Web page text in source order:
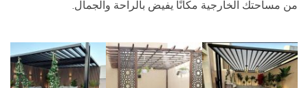
من مساحتك الخارجية مكانًا يفيض بالراحة والجمال.